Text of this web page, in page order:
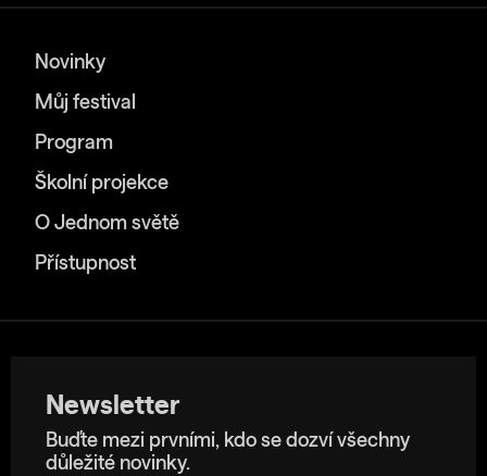
Novinky
Můj festival
Program
Školní projekce
O Jednom světě
Přístupnost
Newsletter
Buďte mezi prvními, kdo se dozví všechny
důležité novinky.